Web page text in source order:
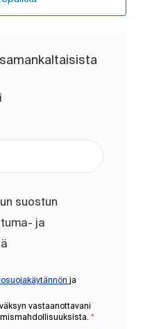
suostun
ja
ja
vastaanottavani
*